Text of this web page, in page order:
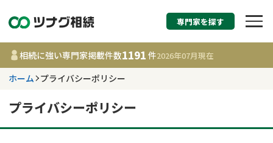
相続税申告・相続手
す
1191
専門家を探す
相続に強い専門家掲載件数1191 件2026年07月現在
ホーム プライバシーポリシー
プライバシーポリシー